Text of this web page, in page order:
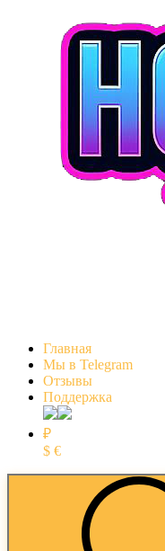
Главная
Мы в Telegram
Отзывы
Поддержка
₽
$ €